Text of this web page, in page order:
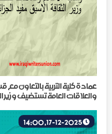
عمادة كلية التربية بالتعاون مع
والعلاقات العامة تستضيف وزير